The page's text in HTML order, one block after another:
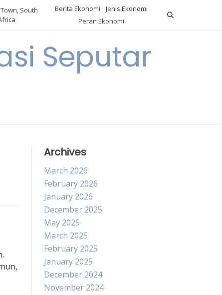
South
Berita Ekonomi
Jenis Ekonomi
Peran Ekonomi
Seputar
Archives
March 2026
February 2026
January 2026
December 2025
May 2025
March 2025
February 2025
January 2025
December 2024
November 2024